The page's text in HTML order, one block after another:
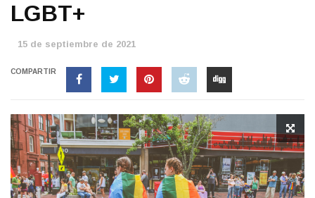
LGBT+
15 de septiembre de 2021
COMPARTIR